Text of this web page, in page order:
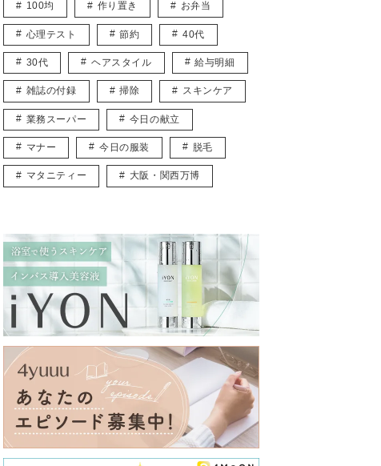
100均 作り置き お弁当
心理テスト 節約 40代
30代 ヘアスタイル 給与明細
雑誌の付録 掃除 スキンケア
業務スーパー 今日の献立
マナー 今日の服装 脱毛
マタニティー 大阪・関西万博